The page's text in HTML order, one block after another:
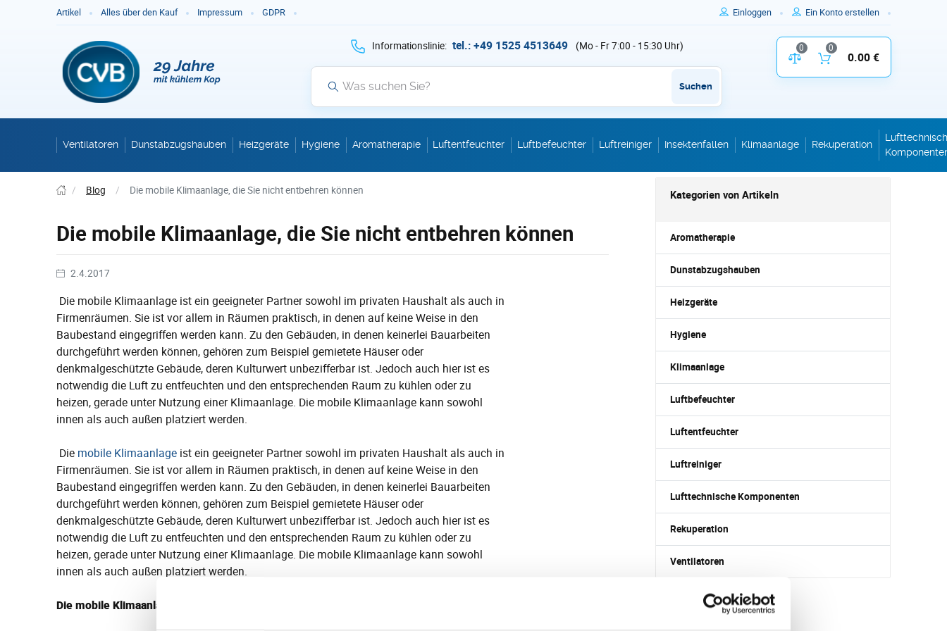
Artikel Alles über den Kauf Impressum GDPR Einloggen Ein Konto erstellen
Informationslinie: tel.: +49 1525 4513649 (Mo - Fr 7:00 - 15:30 Uhr)
Suchen
Vergleich der Produktparameter
0
Inhalt des
0
0.00 €
Ventilatoren Dunstabzugshauben Heizgeräte Hygiene Aromatherapie Luftentfeuchter Luftbefeuchter Luftreiniger Insektenfallen Klimaanlage Rekuperation
/ Blog / Die mobile Klimaanlage, die Sie nicht entbehren können
Die mobile Klimaanlage, die Sie nicht entbehren können
2.4.2017
Die mobile Klimaanlage ist ein geeigneter Partner sowohl im privaten Haushalt als auch in
Firmenräumen. Sie ist vor allem in Räumen praktisch, in denen auf keine Weise in den
Baubestand eingegriffen werden kann. Zu den Gebäuden, in denen keinerlei Bauarbeiten
durchgeführt werden können, gehören zum Beispiel gemietete Häuser oder
denkmalgeschützte Gebäude, deren Kulturwert unbezifferbar ist. Jedoch auch hier ist es
notwendig die Luft zu entfeuchten und den entsprechenden Raum zu kühlen oder zu
heizen, gerade unter Nutzung einer Klimaanlage. Die mobile Klimaanlage kann sowohl
innen als auch außen platziert werden.
Die mobile Klimaanlage ist ein geeigneter Partner sowohl im privaten Haushalt als auch in
Firmenräumen. Sie ist vor allem in Räumen praktisch, in denen auf keine Weise in den
Baubestand eingegriffen werden kann. Zu den Gebäuden, in denen keinerlei Bauarbeiten
durchgeführt werden können, gehören zum Beispiel gemietete Häuser oder
denkmalgeschützte Gebäude, deren Kulturwert unbezifferbar ist. Jedoch auch hier ist es
notwendig die Luft zu entfeuchten und den entsprechenden Raum zu kühlen oder zu
heizen, gerade unter Nutzung einer Klimaanlage. Die mobile Klimaanlage kann sowohl
innen als auch außen platziert werden.
Die mobile Klimaanlage und ihre Nutzung
Kategorien von Artikeln
Aromatherapie
Dunstabzugshauben
Heizgeräte
Hygiene
Klimaanlage
Luftbefeuchter
Luftentfeuchter
Luftreiniger
Lufttechnische Komponenten
Rekuperation
Ventilatoren